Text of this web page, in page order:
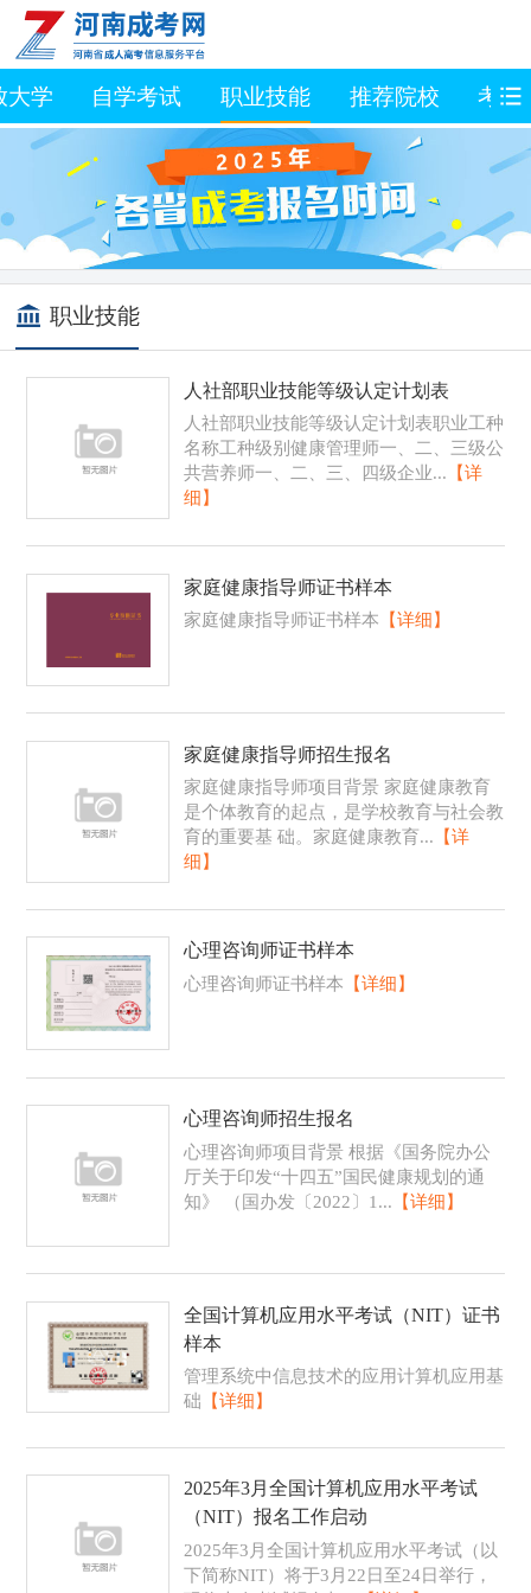
大学 自学考试 职业技能 推荐院校 考生
职业技能
人社部职业技能等级认定计划表
人社部职业技能等级认定计划表职业工种
名称工种级别健康管理师一、二、三级公
共营养师一、二、三、四级企业... 【详
细】
家庭健康指导师证书样本
家庭健康指导师证书样本 【详细】
家庭健康指导师招生报名
家庭健康指导师项目背景 家庭健康教育
是个体教育的起点，是学校教育与社会教
育的重要基 础。家庭健康教育... 【详
细】
心理咨询师证书样本
心理咨询师证书样本 【详细】
心理咨询师招生报名
心理咨询师项目背景 根据《国务院办公
厅关于印发“十四五”国民健康规划的通
知》 （国办发〔2022〕1... 【详细】
全国计算机应用水平考试（NIT）证书
样本
管理系统中信息技术的应用计算机应用基
础 【详细】
2025年3月全国计算机应用水平考试
（NIT）报名工作启动
2025年3月全国计算机应用水平考试（以
下简称NIT）将于3月22日至24日举行，